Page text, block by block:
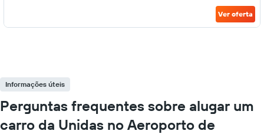
Ver oferta
Informações úteis
Perguntas frequentes sobre alugar um
carro da Unidas no Aeroporto de